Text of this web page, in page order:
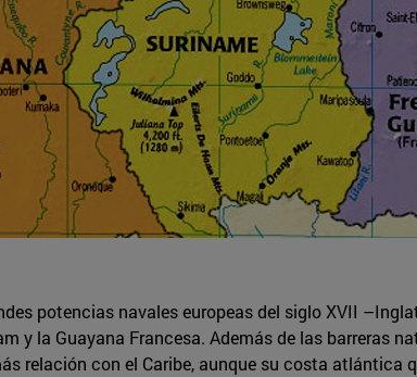
potencias navales europeas del siglo XVII
y la Guayana Francesa. Además de las barreras
relación con el Caribe, aunque su costa atlántica